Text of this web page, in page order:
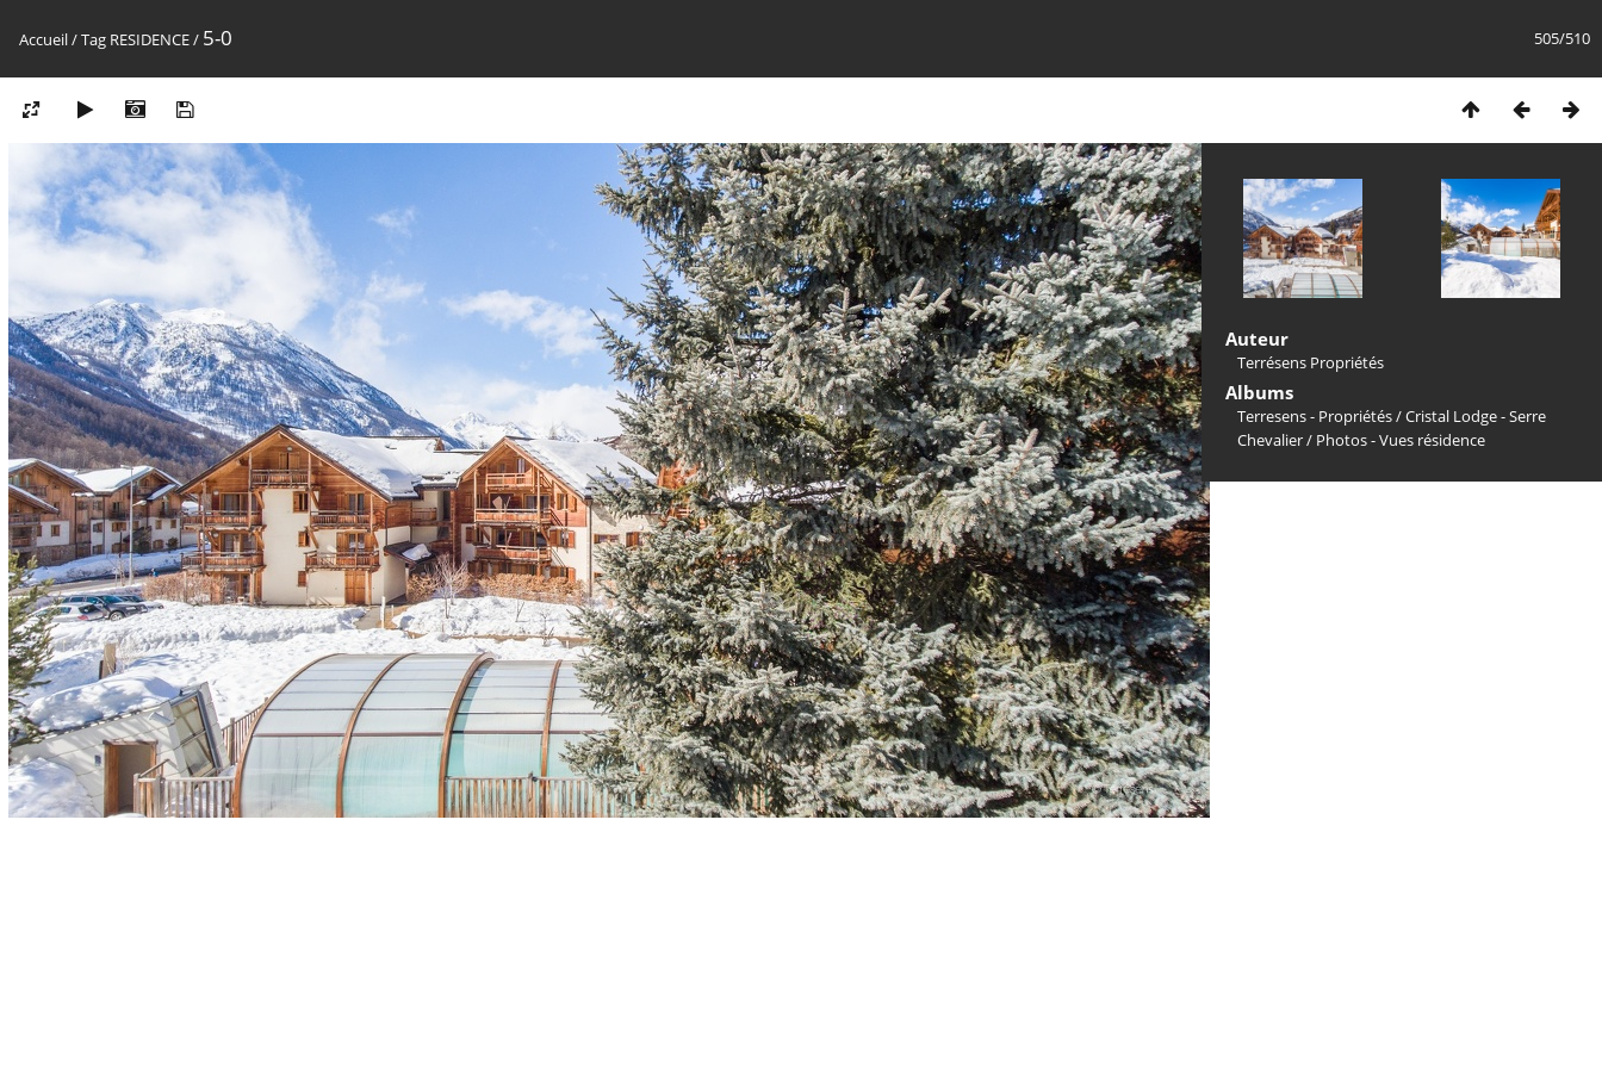
505/510
Accueil/Tag RESIDENCE/ 5-0
Auteur
Terrésens Propriétés
Albums
Terresens - Propriétés/Cristal Lodge - Serre
Chevalier/ Photos - Vues résidence